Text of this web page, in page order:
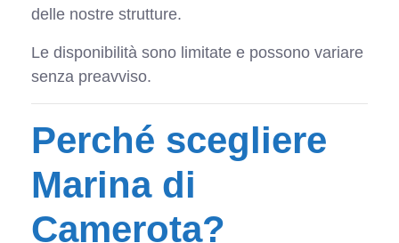
delle nostre strutture.
Le disponibilità sono limitate e possono variare
senza preavviso.
Perché scegliere
Marina di
Camerota?